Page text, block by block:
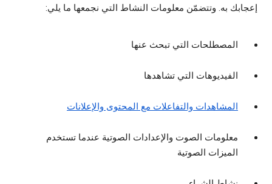
إعجابك به. وتتضمّن معلومات النشاط التي نجمعها ما يلي:
المصطلحات التي تبحث عنها
الفيديوهات التي تشاهدها
المشاهدات والتفاعلات مع المحتوى والإعلانات
معلومات الصوت والإعدادات الصوتية عندما تستخدم
الميزات الصوتية